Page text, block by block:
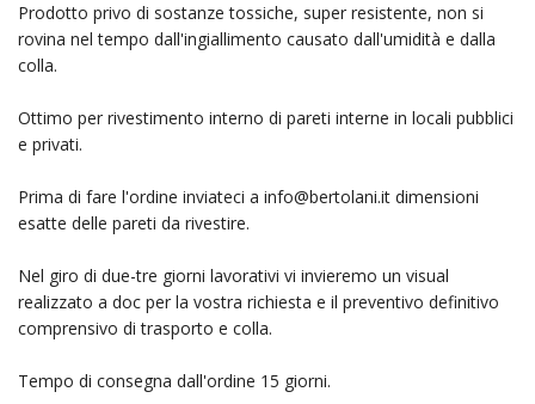
Prodotto privo di sostanze tossiche, super resistente, non si
rovina nel tempo dall'ingiallimento causato dall'umidità e dalla
colla.
Ottimo per rivestimento interno di pareti interne in locali pubblici
e privati.
Prima di fare l'ordine inviateci a info@bertolani.it dimensioni
esatte delle pareti da rivestire.
Nel giro di due-tre giorni lavorativi vi invieremo un visual
realizzato a doc per la vostra richiesta e il preventivo definitivo
comprensivo di trasporto e colla.
Tempo di consegna dall'ordine 15 giorni.